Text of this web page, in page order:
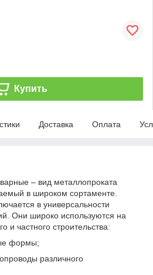
Купить
Доставка Оплата
– вид металлопроката
в широком сортаменте.
в универсальности
Они широко используются на
и частного строительства:
формы;
различного